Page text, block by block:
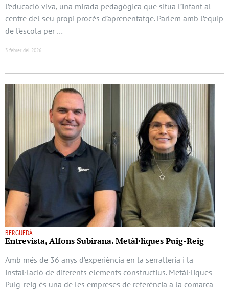
l’educació viva, una mirada pedagògica que situa l’infant al
centre del seu propi procés d’aprenentatge. Parlem amb l’equip
de l’escola per …
3 febrer del 2026
BERGUEDÀ
Entrevista, Alfons Subirana. Metàl·liques Puig-Reig
Amb més de 36 anys d’experiència en la serralleria i la
instal·lació de diferents elements constructius. Metàl·liques
Puig-reig és una de les empreses de referència a la comarca